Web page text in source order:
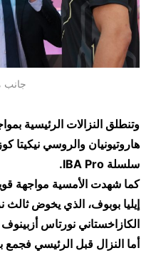
جانب
وتنطلق النزالات الرئيسية
هاروتيونيان والروسي
سلسلة IBA Pro.
كما شهدت الأمسية مواجهة
إيليا بوبوف، الذي يخوض ثالث
الكازاخستاني نورتاس
أما النزال قبل الرئيسي فجمع